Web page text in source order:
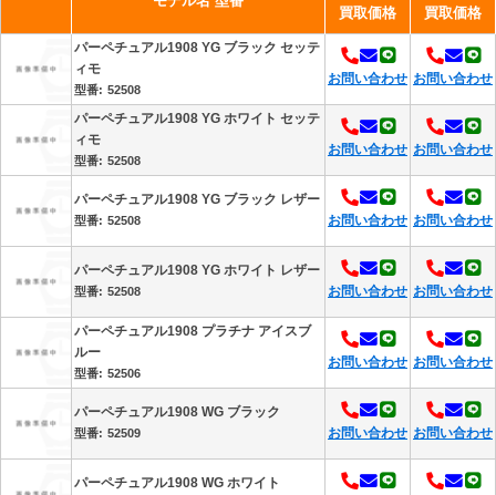
買取価格 買取価格
パーペチュアル1908 YG ブラック セッテ
ィモ
52508
お問い合わせ お問い合わせ
パーペチュアル1908 YG ホワイト セッテ
ィモ
52508
お問い合わせ お問い合わせ
パーペチュアル1908 YG ブラック レザー
52508 お問い合わせ お問い合わせ
パーペチュアル1908 YG ホワイト レザー
52508 お問い合わせ お問い合わせ
パーペチュアル1908 プラチナ アイスブ
ルー
52506
お問い合わせ お問い合わせ
パーペチュアル1908 WG ブラック
52509 お問い合わせ お問い合わせ
パーペチュアル1908 WG ホワイト